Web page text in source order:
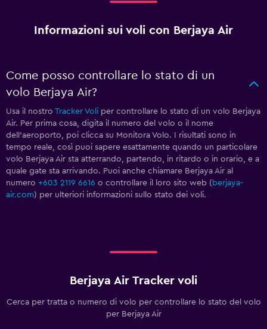
Informazioni sui voli con Berjaya Air
Come posso controllare lo stato di un
volo Berjaya Air?
Usa il nostro Tracker Voli per controllare lo stato di un volo Berjaya
Air. Per prima cosa, digita il numero del volo o il nome
dell'aeroporto, poi clicca su Monitora Volo. I risultati sono in
tempo reale, così puoi sapere esattamente quando un particolare
volo Berjaya Air sta atterrando, partendo, in ritardo o in orario, e a
quale gate sta arrivando. Puoi anche chiamare Berjaya Air al
numero +603 2119 6616 o controllare il loro sito web ( berjaya-
air.com) per ulteriori informazioni sullo stato dei voli.
Berjaya Air Tracker voli
Cerca per tratta o numero di volo per controllare lo stato del volo
per Berjaya Air